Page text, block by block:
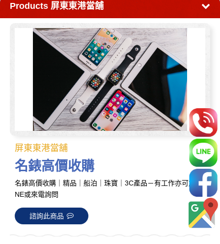
Products 屏東東港當舖
屏東東港當舖
名錶高價收購
名錶高價收購｜精品｜船泊｜珠寶｜3C產品－有工作亦可加LI
NE或來電詢問
諮詢此商品